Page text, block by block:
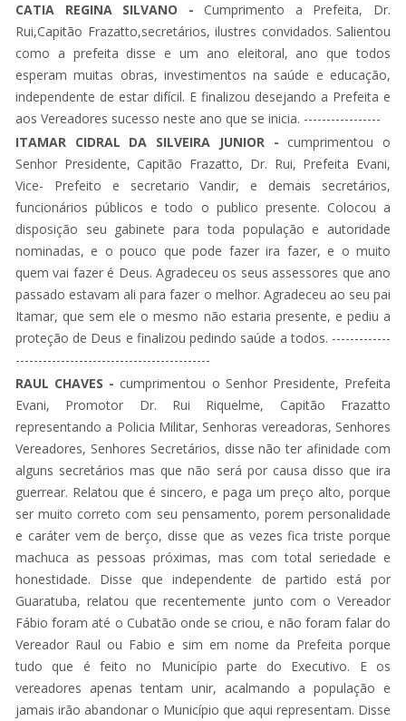
CATIA REGINA SILVANO - Cumprimento a Prefeita, Dr.
Rui,Capitão Frazatto,secretários, ilustres convidados. Salientou
como a prefeita disse e um ano eleitoral, ano que todos
esperam muitas obras, investimentos na saúde e educação,
independente de estar difícil. E finalizou desejando a Prefeita e
aos Vereadores sucesso neste ano que se inicia. -----------------
ITAMAR CIDRAL DA SILVEIRA JUNIOR - cumprimentou o
Senhor Presidente, Capitão Frazatto, Dr. Rui, Prefeita Evani,
Vice- Prefeito e secretario Vandir, e demais secretários,
funcionários públicos e todo o publico presente. Colocou a
disposição seu gabinete para toda população e autoridade
nominadas, e o pouco que pode fazer ira fazer, e o muito
quem vai fazer é Deus. Agradeceu os seus assessores que ano
passado estavam ali para fazer o melhor. Agradeceu ao seu pai
Itamar, que sem ele o mesmo não estaria presente, e pediu a
proteção de Deus e finalizou pedindo saúde a todos. -------------
-------------------------------------------
RAUL CHAVES - cumprimentou o Senhor Presidente, Prefeita
Evani, Promotor Dr. Rui Riquelme, Capitão Frazatto
representando a Policia Militar, Senhoras vereadoras, Senhores
Vereadores, Senhores Secretários, disse não ter afinidade com
alguns secretários mas que não será por causa disso que ira
guerrear. Relatou que é sincero, e paga um preço alto, porque
ser muito correto com seu pensamento, porem personalidade
e caráter vem de berço, disse que as vezes fica triste porque
machuca as pessoas próximas, mas com total seriedade e
honestidade. Disse que independente de partido está por
Guaratuba, relatou que recentemente junto com o Vereador
Fábio foram até o Cubatão onde se criou, e não foram falar do
Vereador Raul ou Fabio e sim em nome da Prefeita porque
tudo que é feito no Município parte do Executivo. E os
vereadores apenas tentam unir, acalmando a população e
jamais irão abandonar o Município que aqui representam. Disse